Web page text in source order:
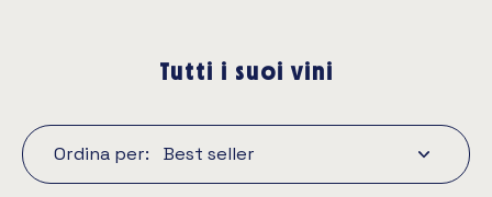
Tutti i suoi vini
Ordina per: